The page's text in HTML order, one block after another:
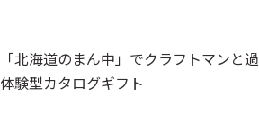
「北海道のまん中」でクラフトマンと
体験型カタログギフト